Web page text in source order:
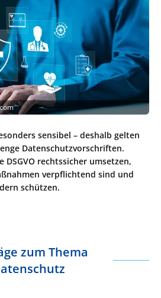
sensibel – deshalb gelten
Datenschutzvorschriften.
DSGVO rechtssicher umsetzen,
verpflichtend sind und
schützen.
zum Thema